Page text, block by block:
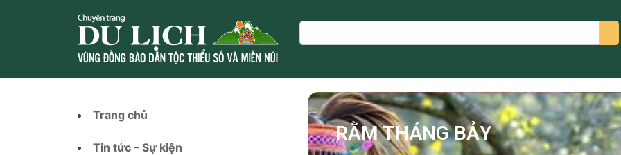
Search
Trang chủ
Tin tức – Sự kiện
RẰM THÁNG BẢY